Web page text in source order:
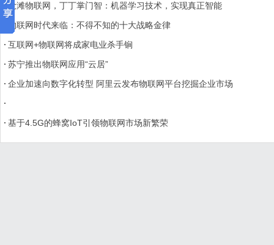
抢滩物联网，丁丁掌门智：机器学习技术，实现真正智能
物联网时代来临：不得不知的十大战略金律
互联网+物联网将成家电业杀手锏
苏宁推出物联网应用“云居”
企业加速向数字化转型 阿里云发布物联网平台挖掘企业市场
基于4.5G的蜂窝IoT引领物联网市场新繁荣